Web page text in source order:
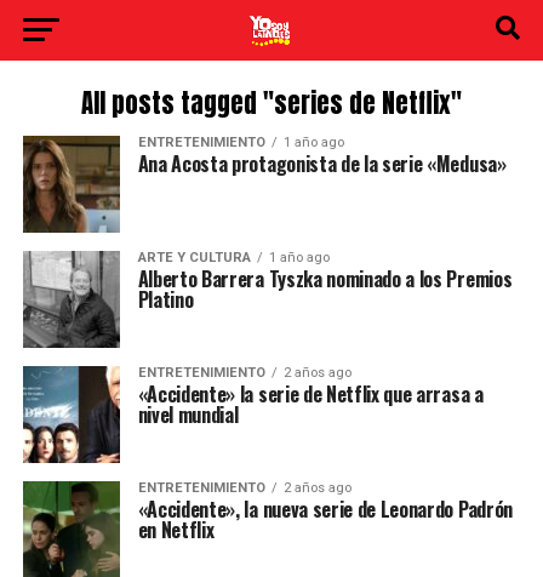
All posts tagged "series de Netflix"
ENTRETENIMIENTO 1 año ago
Ana Acosta protagonista de la serie «Medusa»
ARTE Y CULTURA 1 año ago
Alberto Barrera Tyszka nominado a los Premios
Platino
ENTRETENIMIENTO 2 años ago
«Accidente» la serie de Netflix que arrasa a
nivel mundial
ENTRETENIMIENTO 2 años ago
«Accidente», la nueva serie de Leonardo Padrón
en Netflix